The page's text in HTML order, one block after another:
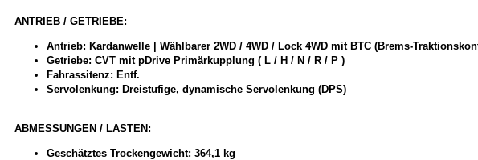
ANTRIEB / GETRIEBE:
Antrieb: Kardanwelle | Wählbarer 2WD / 4WD / Lock 4WD mit BTC (Brems-
Getriebe: CVT mit pDrive Primärkupplung ( L / H / N / R / P )
Fahrassitenz: Entf.
Servolenkung: Dreistufige, dynamische Servolenkung (DPS)
ABMESSUNGEN / LASTEN:
Geschätztes Trockengewicht: 364,1 kg